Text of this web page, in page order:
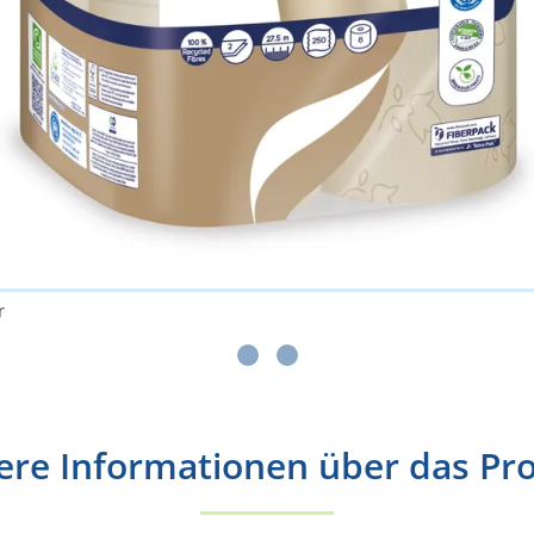
Informationen über das